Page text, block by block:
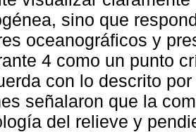
sino que
oceanográficos y
4 como un punto
con lo descrito
señalaron que la
del relieve y